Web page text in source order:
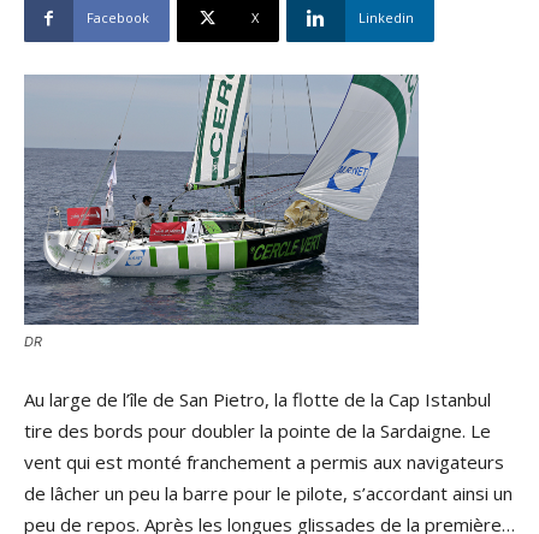
Facebook X Linkedin
DR
Au large de l’île de San Pietro, la flotte de la Cap Istanbul
tire des bords pour doubler la pointe de la Sardaigne. Le
vent qui est monté franchement a permis aux navigateurs
de lâcher un peu la barre pour le pilote, s’accordant ainsi un
peu de repos. Après les longues glissades de la première…